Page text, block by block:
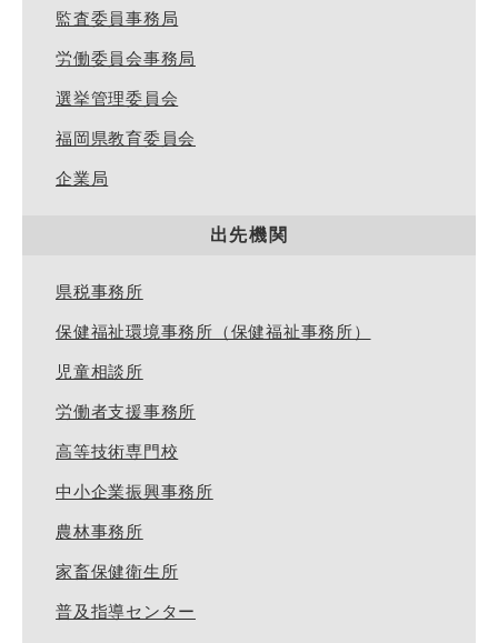
監査委員事務局
労働委員会事務局
選挙管理委員会
福岡県教育委員会
企業局
出先機関
県税事務所
保健福祉環境事務所（保健福祉事務所）
児童相談所
労働者支援事務所
高等技術専門校
中小企業振興事務所
農林事務所
家畜保健衛生所
普及指導センター